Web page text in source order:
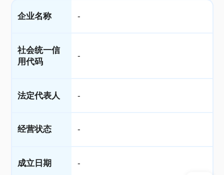
企业名称 -
社会统一信
用代码
-
法定代表人 -
经营状态 -
成立日期 -